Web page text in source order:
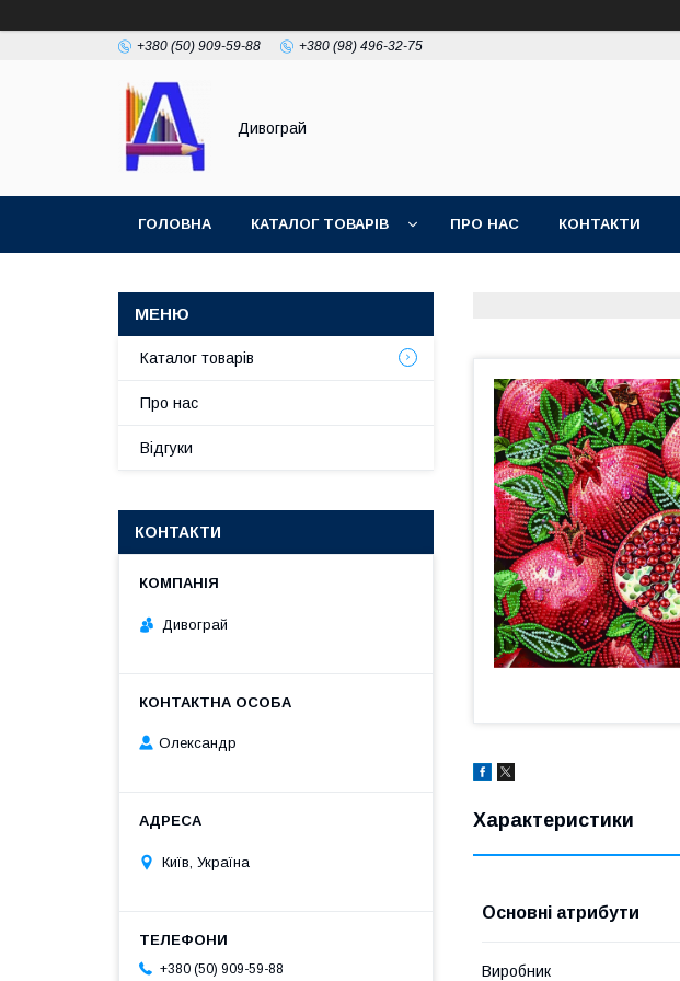
+380 (50) 909-59-88 +380 (98) 496-32-75
Дивограй
ГОЛОВНА КАТАЛОГ ТОВАРІВ ПРО НАС КОНТАКТИ
Характеристики
Основні атрибути
Виробник
Каталог товарів
Про нас
Відгуки
КОНТАКТИ
Дивограй
Олександр
Київ, Україна
+380 (50) 909-59-88